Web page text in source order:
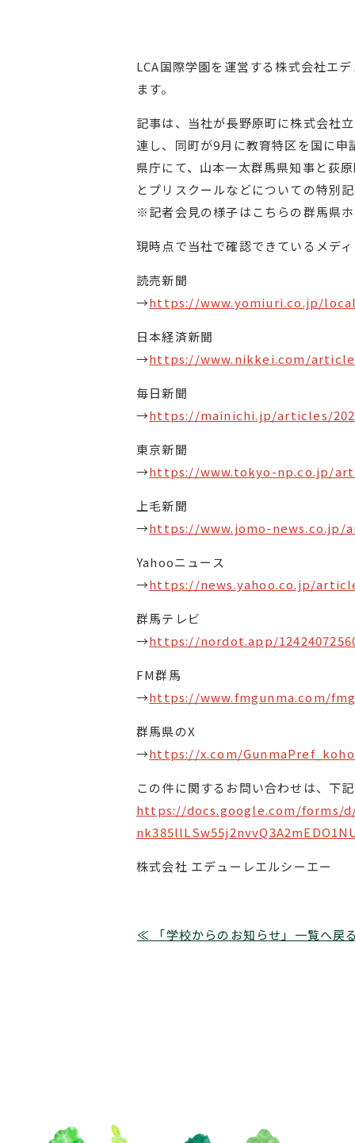
LCA国際学園を運営する株式会社エ
ます。
記事は、当社が長野原町に株式会社
連し、同町が9月に教育特区を国に
県庁にて、山本一太群馬県知事と荻
とプリスクールなどについての特別
※記者会見の様子はこちらの群馬県
現時点で当社で確認できているメデ
読売新聞
→https://www.yomiuri.co.jp/
日本経済新聞
→https://www.nikkei.com/article/
毎日新聞
→https://mainichi.jp/articles/
東京新聞
→https://www.tokyo-np.co.jp/
上毛新聞
→https://www.jomo-news.co.jp/
Yahooニュース
→https://news.yahoo.co.jp/
群馬テレビ
→https://nordot.app/
FM群馬
→https://www.fmgunma.com/
群馬県のX
→https://x.com/
この件に関するお問い合わせは、下
https://docs.google.com/forms/
株式会社 エデューレエルシーエー
≪ 「学校からのお知らせ」一覧へ戻